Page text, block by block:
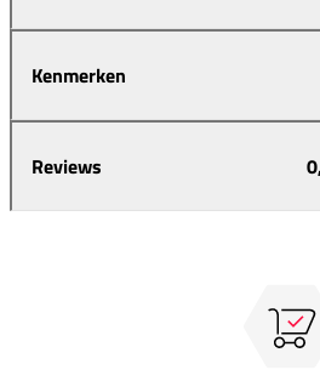
Kenmerken
Reviews